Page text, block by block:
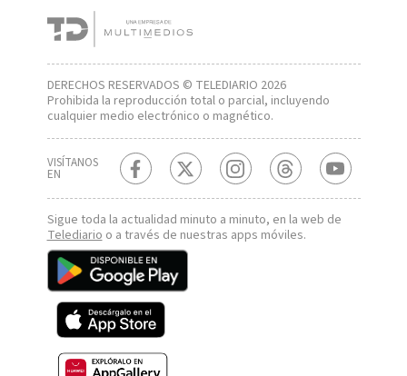
DERECHOS RESERVADOS © TELEDIARIO 2026
Prohibida la reproducción total o parcial, incluyendo
cualquier medio electrónico o magnético.
VISÍTANOS
EN
Sigue toda la actualidad minuto a minuto, en la web de
Telediarioo a través de nuestras apps móviles.